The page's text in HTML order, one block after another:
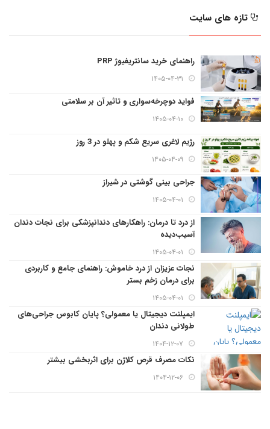
تازه های سایت
راهنمای خرید سانتریفیوژ PRP
۱۴۰۵-۰۴-۳۱
فواید دوچرخه‌سواری و تاثیر آن بر سلامتی
۱۴۰۵-۰۴-۱۰
رژیم لاغری سریع شکم و پهلو در 3 روز
۱۴۰۵-۰۴-۰۹
جراحی بینی گوشتی در شیراز
۱۴۰۵-۰۴-۰۱
از درد تا درمان: راهکارهای دندانپزشکی برای نجات دندان
آسیب‌دیده
۱۴۰۵-۰۴-۰۱
نجات عزیزان از درد خاموش: راهنمای جامع و کاربردی
برای درمان زخم بستر
۱۴۰۵-۰۴-۰۱
ایمپلنت دیجیتال یا معمولی؟ پایان کابوس جراحی‌های
طولانی دندان
۱۴۰۴-۱۲-۰۷
نکات مصرف قرص کلاژن برای اثربخشی بیشتر
۱۴۰۴-۱۲-۰۶